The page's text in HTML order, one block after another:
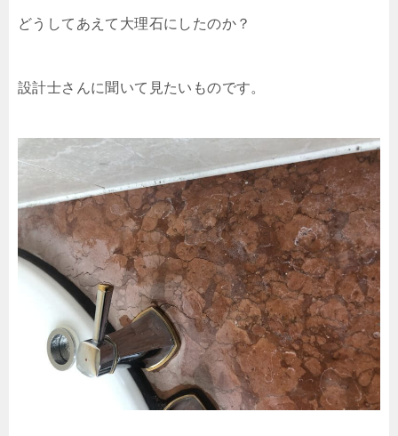
どうしてあえて大理石にしたのか？
設計士さんに聞いて見たいものです。